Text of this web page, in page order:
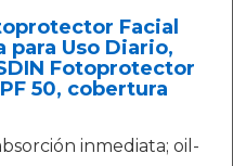
Facial
para Uso Diario,
Fotoprotector
50, cobertura
inmediata; oil-